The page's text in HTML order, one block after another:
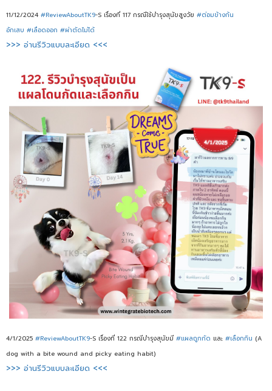
11/12/2024 #ReviewAboutTK9-S เรื่องที่ 117 กรณีใช้บำรุงสุนัขสูงวัย #ต่อมข้างก้น
อักเสบ #เลือดออก #ผ่าตัดไม่ได้
>>> อ่านรีวิวแบบละเอียด <<<
4/1/2025 #ReviewAboutTK9-S เรื่องที่ 122 กรณีบำรุงสุนัขมี #แผลถูกกัด และ #เลือกกิน (A
dog with a bite wound and picky eating habit)
>>> อ่านรีวิวแบบละเอียด <<<